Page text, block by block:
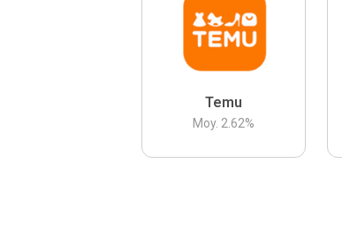
Temu
Moy. 2.62%